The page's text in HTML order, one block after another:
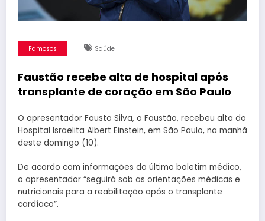
Famosos Saúde
Faustão recebe alta de hospital após
transplante de coração em São Paulo
O apresentador Fausto Silva, o Faustão, recebeu alta do
Hospital Israelita Albert Einstein, em São Paulo, na manhã
deste domingo (10).
De acordo com informações do último boletim médico,
o apresentador “seguirá sob as orientações médicas e
nutricionais para a reabilitação após o transplante
cardíaco”.